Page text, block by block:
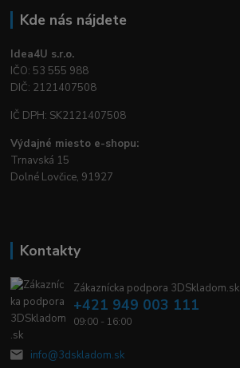
Kde nás nájdete
Idea4U s.r.o.
IČO: 53 555 988
DIČ: 2121407508
IČ DPH: SK2121407508
Výdajné miesto e-shopu:
Trnavská 15
Dolné Lovčice, 91927
Kontakty
Zákaznícka podpora 3DSkladom.sk
+421 949 003 111
09:00 - 16:00
info@3dskladom.sk